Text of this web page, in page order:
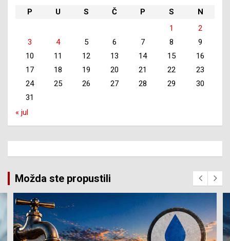
P
U S Č P S
N
1
2
3
4 5 6 7 8
9
10
11 12 13 14 15
16
17
18 19 20 21 22
23
24
25 26 27 28 29
30
31
« jul
Možda ste propustili